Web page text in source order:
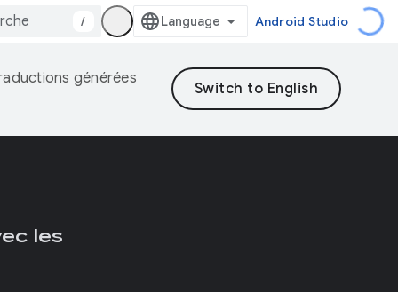
/ Android Studio
générées
les